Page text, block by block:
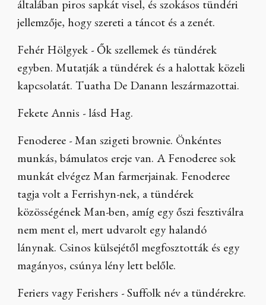
általában piros sapkát visel, és szokásos tündéri
jellemzője, hogy szereti a táncot és a zenét.
Fehér Hölgyek - Ők szellemek és tündérek
egyben. Mutatják a tündérek és a halottak közeli
kapcsolatát. Tuatha De Danann leszármazottai.
Fekete Annis - lásd Hag.
Fenoderee - Man szigeti brownie. Önkéntes
munkás, bámulatos ereje van. A Fenoderee sok
munkát elvégez Man farmerjainak. Fenoderee
tagja volt a Ferrishyn-nek, a tündérek
közösségének Man-ben, amíg egy őszi fesztiválra
nem ment el, mert udvarolt egy halandó
lánynak. Csinos külsejétől megfosztották és egy
magányos, csúnya lény lett belőle.
Feriers vagy Ferishers - Suffolk név a tündérekre.